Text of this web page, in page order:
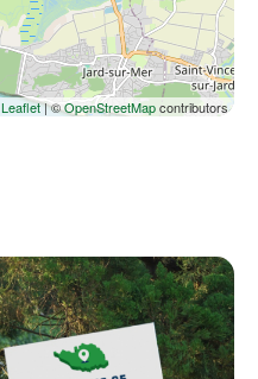
Leaflet| ©OpenStreetMapcontributors